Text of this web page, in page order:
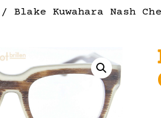
/ Blake Kuwahara Nash